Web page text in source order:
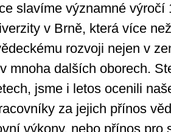
slavíme významné výročí
v Brně, která více
rozvoji nejen v
mnoha dalších oborech.
jsme i letos ocenili
za jejich přínos
výkony, nebo přínos pro